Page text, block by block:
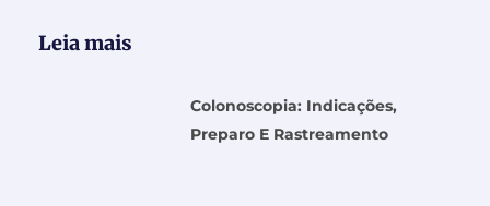
Leia mais
Colonoscopia: Indicações,
Preparo E Rastreamento